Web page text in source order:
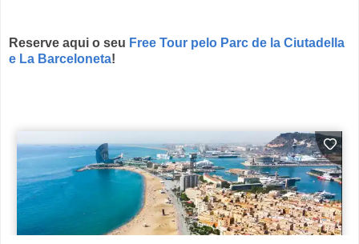
Reserve aqui o seu Free Tour pelo Parc de la Ciutadella
e La Barceloneta!